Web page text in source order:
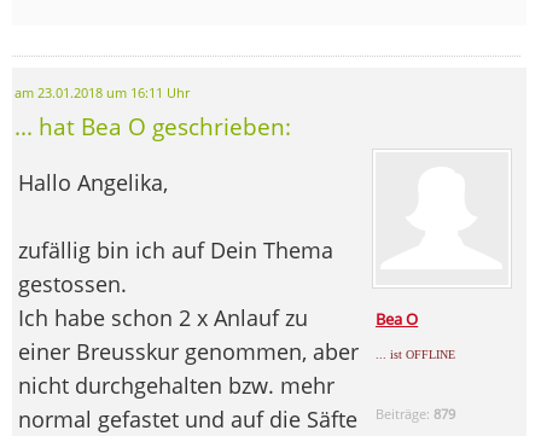
am 23.01.2018 um 16:11 Uhr
... hat Bea O geschrieben:
Bea O
... ist OFFLINE
Beiträge:879
Hallo Angelika,
zufällig bin ich auf Dein Thema
gestossen.
Ich habe schon 2 x Anlauf zu
einer Breusskur genommen, aber
nicht durchgehalten bzw. mehr
normal gefastet und auf die Säfte